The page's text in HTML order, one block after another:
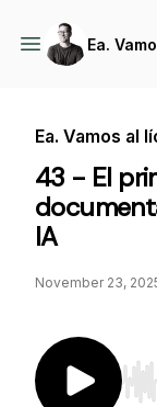
Ea.
Ea. Vamos al
43 - El
IA
November 23,
Use